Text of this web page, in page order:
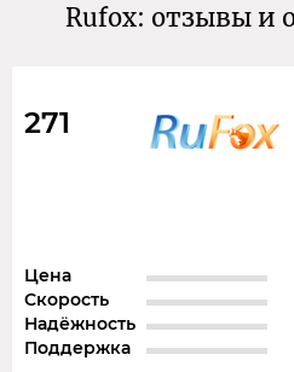
Rufox: отзывы и
271
Цена
Скорость
Надёжность
Поддержка